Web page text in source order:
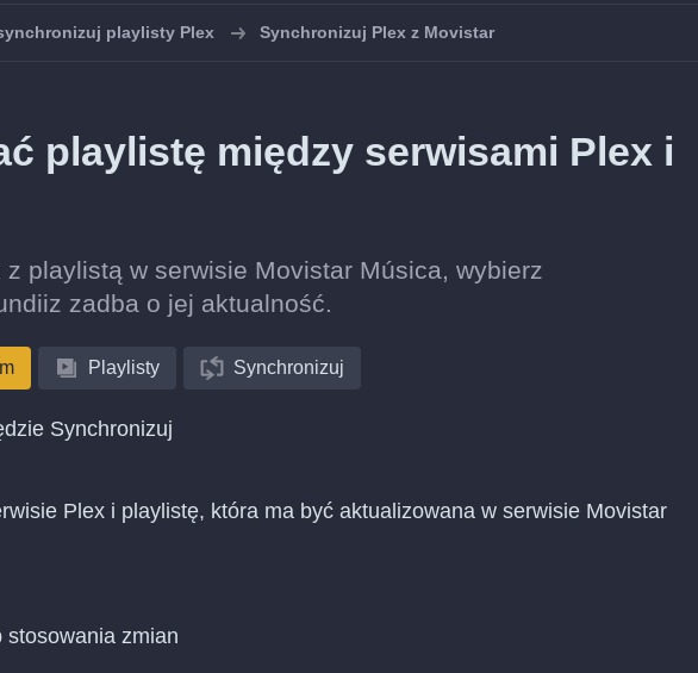
playlisty Plex Synchronizuj Plex z Movistar
playlistę między serwisami Plex i
z playlistą w serwisie Movistar Música, wybierz
zadba o jej aktualność.
Playlisty Synchronizuj
Synchronizuj
Plex i playlistę, która ma być aktualizowana w serwisie Movistar
zmian